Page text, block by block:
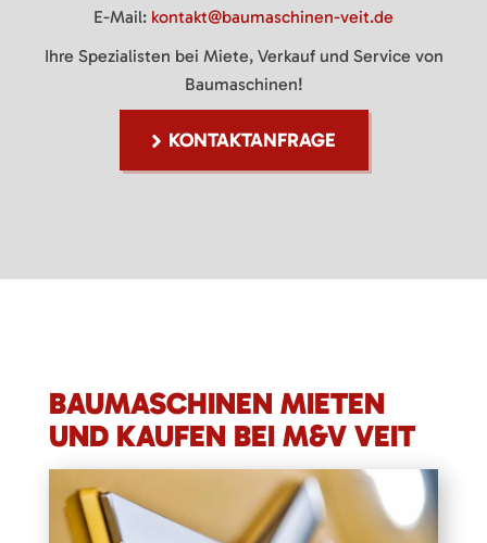
E-Mail: kontakt@baumaschinen-veit.de
Ihre Spezialisten bei Miete, Verkauf und Service von
Baumaschinen!
KONTAKTANFRAGE
BAUMASCHINEN MIETEN
UND KAUFEN BEI M&V VEIT